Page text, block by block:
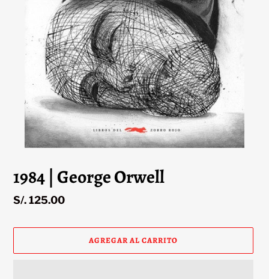
1984 | George Orwell
Precio
S/. 125.00
AGREGAR AL CARRITO